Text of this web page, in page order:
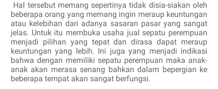
Hal tersebut memang sepertinya tidak disia-siakan oleh
beberapa orang yang memang ingin meraup keuntungan
atau kelebihan dari adanya sasaran pasar yang sangat
jelas. Untuk itu membuka usaha jual sepatu perempuan
menjadi pilihan yang tepat dan dirasa dapat meraup
keuntungan yang lebih. Ini juga yang menjadi indikasi
bahwa dengan memiliki sepatu perempuan maka anak-
anak akan merasa senang bahkan dalam bepergian ke
beberapa tempat akan sangat berfungsi.